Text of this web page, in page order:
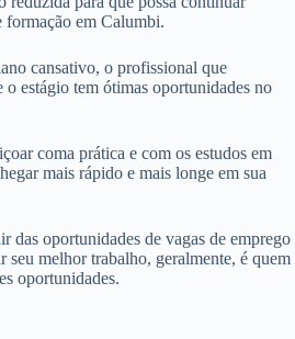
formação em Calumbi.
cansativo, o profissional que
o estágio tem ótimas oportunidades no
coma prática e com os estudos em
mais rápido e mais longe em sua
das oportunidades de vagas de emprego
seu melhor trabalho, geralmente, é quem
oportunidades.